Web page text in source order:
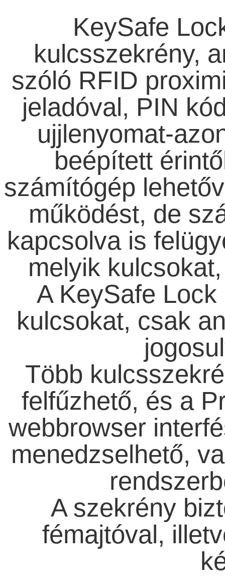
KeySafe
kulcsszekrény,
szóló RFID
jeladóval, PIN
ujjlenyomat-
beépített
számítógép
működést, de
kapcsolva is
melyik
A KeySafe
kulcsokat, csak
Több
felfűzhető, és a
webbrowser
menedzselhető,
A szekrény
fémajtóval,